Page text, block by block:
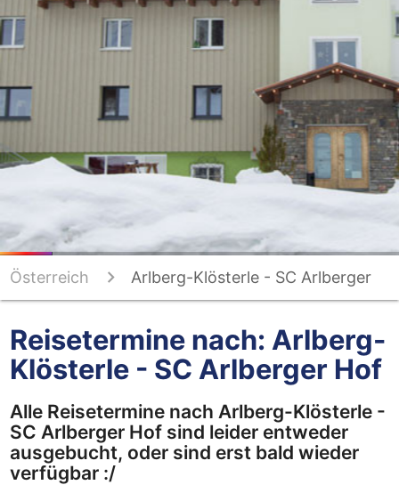
Österreich Arlberg-Klösterle - SC Arlberger
Reisetermine nach: Arlberg-
Klösterle - SC Arlberger Hof
Alle Reisetermine nach Arlberg-Klösterle -
SC Arlberger Hof sind leider entweder
ausgebucht, oder sind erst bald wieder
verfügbar :/